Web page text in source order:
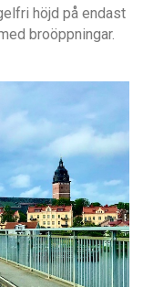
höjd på endast
broöppningar.